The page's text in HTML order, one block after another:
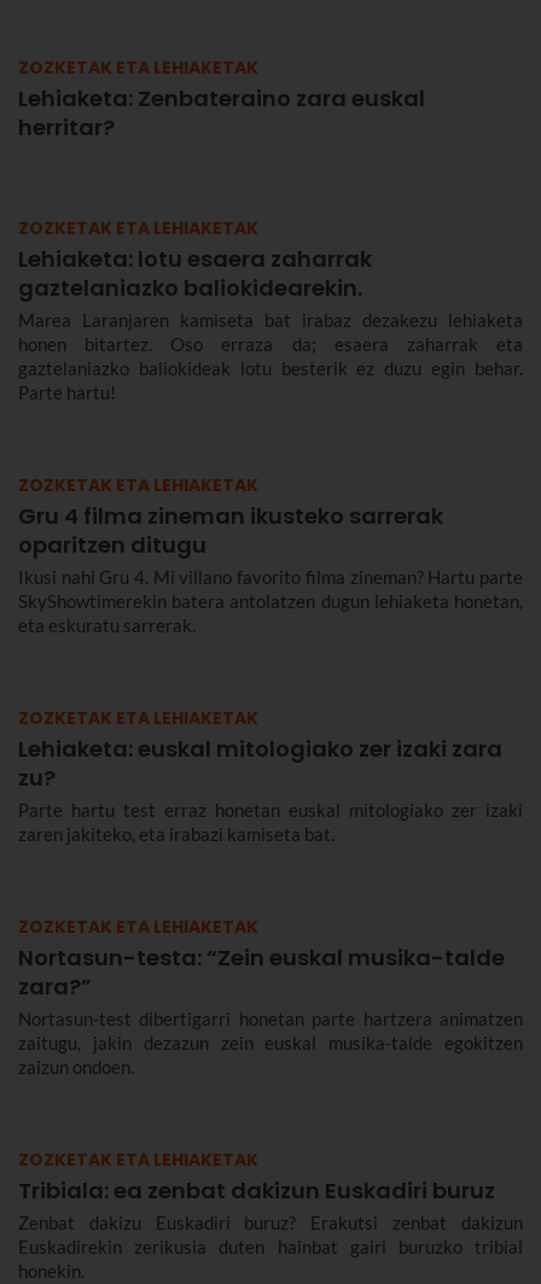
ZOZKETAK ETA LEHIAKETAK
Lehiaketa: Zenbateraino zara euskal
herritar?
ZOZKETAK ETA LEHIAKETAK
Lehiaketa: lotu esaera zaharrak
gaztelaniazko baliokidearekin.
Marea Laranjaren kamiseta bat irabaz dezakezu lehiaketa
honen bitartez. Oso erraza da; esaera zaharrak eta
gaztelaniazko baliokideak lotu besterik ez duzu egin behar.
Parte hartu!
ZOZKETAK ETA LEHIAKETAK
Gru 4 filma zineman ikusteko sarrerak
oparitzen ditugu
Ikusi nahi Gru 4. Mi villano favorito filma zineman? Hartu parte
SkyShowtimerekin batera antolatzen dugun lehiaketa honetan,
eta eskuratu sarrerak.
ZOZKETAK ETA LEHIAKETAK
Lehiaketa: euskal mitologiako zer izaki zara
zu?
Parte hartu test erraz honetan euskal mitologiako zer izaki
zaren jakiteko, eta irabazi kamiseta bat.
ZOZKETAK ETA LEHIAKETAK
Nortasun-testa: “Zein euskal musika-talde
zara?”
Nortasun-test dibertigarri honetan parte hartzera animatzen
zaitugu, jakin dezazun zein euskal musika-talde egokitzen
zaizun ondoen.
ZOZKETAK ETA LEHIAKETAK
Tribiala: ea zenbat dakizun Euskadiri buruz
Zenbat dakizu Euskadiri buruz? Erakutsi zenbat dakizun
Euskadirekin zerikusia duten hainbat gairi buruzko tribial
honekin.